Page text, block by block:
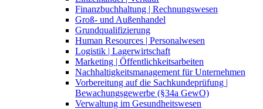
Finanzbuchhaltung | Rechnungswesen
Groß- und Außenhandel
Grundqualifizierung
Human Resources | Personalwesen
Logistik | Lagerwirtschaft
Marketing | Öffentlichkeitsarbeiten
Nachhaltigkeitsmanagement für Unternehmen
Vorbereitung auf die Sachkundeprüfung |
Bewachungsgewerbe (§34a GewO)
Verwaltung im Gesundheitswesen